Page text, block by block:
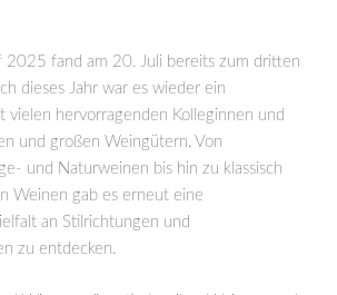
2025 fand am 20. Juli bereits zum dritten
dieses Jahr war es wieder ein
vielen hervorragenden Kolleginnen und
und großen Weingütern. Von
und Naturweinen bis hin zu klassisch
Weinen gab es erneut eine
an Stilrichtungen und
zu entdecken.